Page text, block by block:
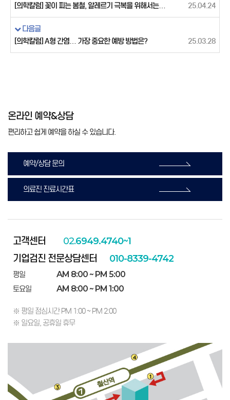
[의학칼럼] 꽃이 피는 봄철, 알레르기 극복을 위해서는…
25.04.24
다음글
[의학칼럼] A형 간염… 가장 중요한 예방 방법은?
25.03.28
온라인 예약&상담
편리하고 쉽게 예약을 하실 수 있습니다.
예약/상담 문의
의료진 진료시간표
고객센터 02.6949.4740~1
기업검진 전문상담센터 010-8339-4742
평일 AM 8:00 ~ PM 5:00
토요일 AM 8:00 ~ PM 1:00
※ 평일 점심시간 PM 1:00 ~ PM 2:00
※ 일요일, 공휴일 휴무